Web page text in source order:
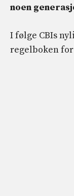
noen
I følge CBIs
regelboken